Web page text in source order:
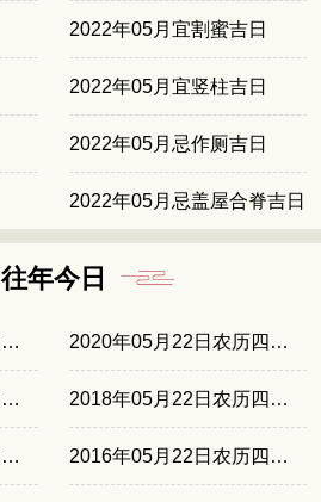
2022年05月宜割蜜吉日
2022年05月宜竖柱吉日
2022年05月忌作厕吉日
2022年05月忌盖屋合脊吉日
往年今日
2021年05月22日农历四月十一 2020年05月22日农历四月三十
2019年05月22日农历四月十八 2018年05月22日农历四月初八
2017年05月22日农历四月廿七 2016年05月22日农历四月十六